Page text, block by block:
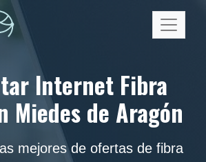
Internet Fibra
Miedes de Aragón
mejores de ofertas de fibra